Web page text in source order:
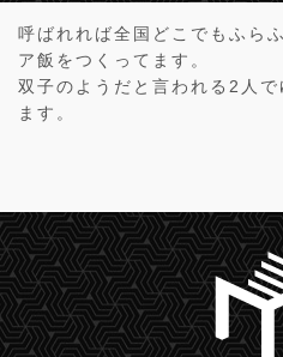
呼ばれれば全国どこでもふら
ア飯をつくってます。
双子のようだと言われる2人
ます。